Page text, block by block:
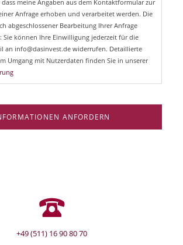
dass meine Angaben aus dem Kontaktformular zur
Anfrage erhoben und verarbeitet werden. Die
abgeschlossener Bearbeitung Ihrer Anfrage
Sie können Ihre Einwilligung jederzeit für die
an info@dasinvest.de widerrufen. Detaillierte
Umgang mit Nutzerdaten finden Sie in unserer
ANFORDERN
+49 (511) 16 90 80 70